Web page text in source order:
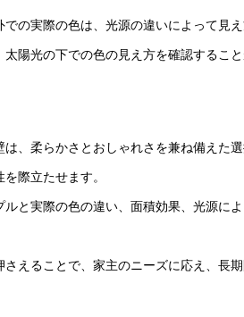
での実際の色は、光源の違いによって見
太陽光の下での色の見え方を確認するこ
は、柔らかさとおしゃれさを兼ね備えた
際立たせます。
ルと実際の色の違い、面積効果、光源に
さえることで、家主のニーズに応え、長